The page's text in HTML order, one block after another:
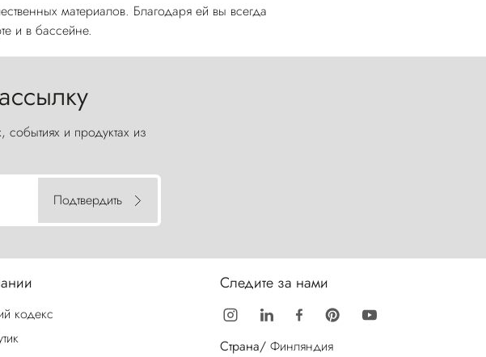
материалов. Благодаря ей вы всегда
и в бассейне.
и продуктах из
Подтвердить
кодекс
Следите за нами
Страна/ Финляндия